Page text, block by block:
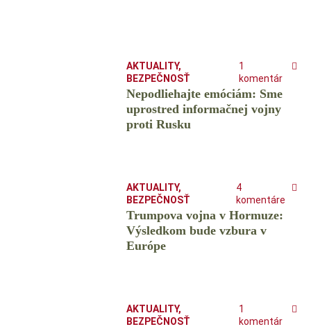
AKTUALITY,
BEZPEČNOSŤ
1
komentár
Nepodliehajte emóciám: Sme
uprostred informačnej vojny
proti Rusku
AKTUALITY,
BEZPEČNOSŤ
4
komentáre
Trumpova vojna v Hormuze:
Výsledkom bude vzbura v
Európe
AKTUALITY,
BEZPEČNOSŤ
1
komentár